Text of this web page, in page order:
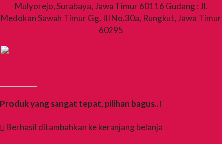
Mulyorejo, Surabaya, Jawa Timur 60116 Gudang : Jl.
Medokan Sawah Timur Gg. III No.30a, Rungkut, Jawa Timur
60295
Produk yang sangat tepat, pilihan bagus..!
Berhasil ditambahkan ke keranjang belanja